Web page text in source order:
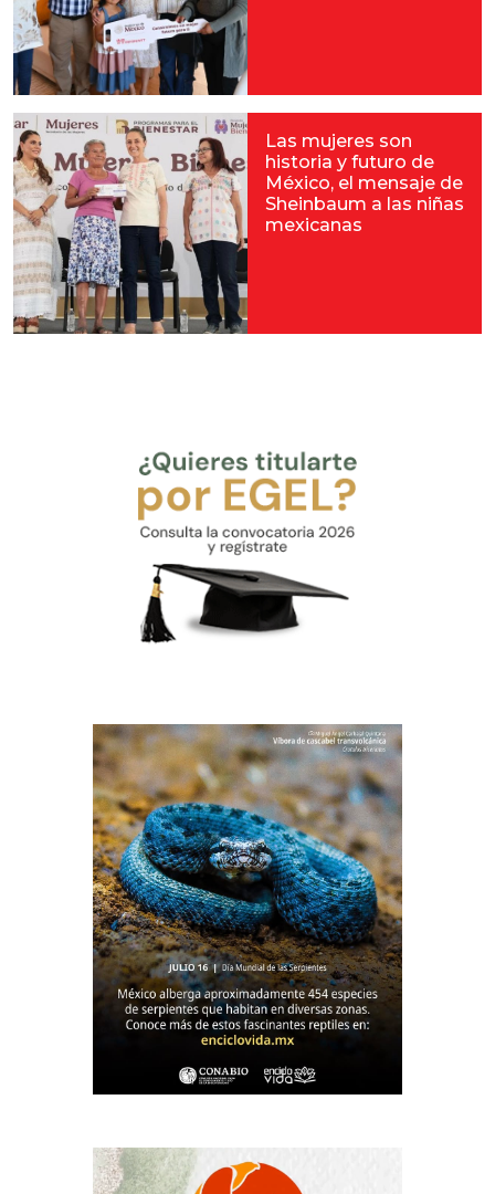
Las mujeres son
historia y futuro de
México, el mensaje de
Sheinbaum a las niñas
mexicanas